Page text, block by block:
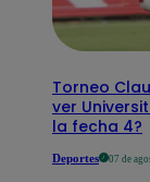
Torneo
ver
la fecha 4?
Deportes 07 de